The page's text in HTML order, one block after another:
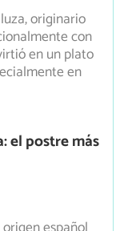
originario
con
en un plato
en
el postre más